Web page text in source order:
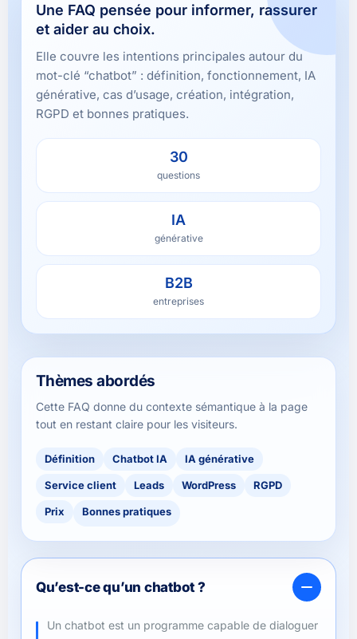
Une FAQ pensée pour informer, rassurer
et aider au choix.
Elle couvre les intentions principales autour du
mot-clé “chatbot” : définition, fonctionnement, IA
générative, cas d’usage, création, intégration,
RGPD et bonnes pratiques.
30
questions
IA
générative
B2B
entreprises
Thèmes abordés
Cette FAQ donne du contexte sémantique à la page
tout en restant claire pour les visiteurs.
Définition Chatbot IA IA générative
Service client Leads WordPress RGPD
Prix Bonnes pratiques
Qu’est-ce qu’un chatbot ?
Un chatbot est un programme capable de dialoguer